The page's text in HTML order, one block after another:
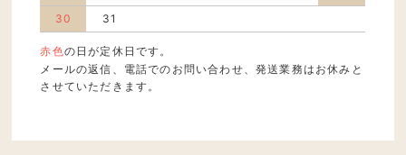
30
31
赤色の日が定休日です。
メールの返信、電話でのお問い合わせ、発送業務はお休みと
させていただきます。